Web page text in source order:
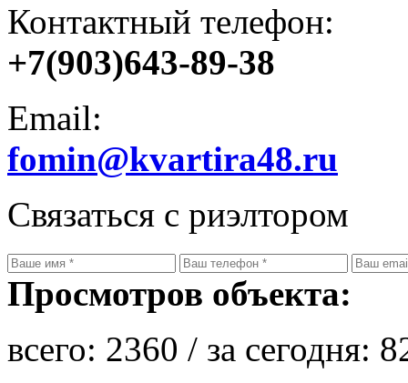
Контактный телефон:
+7(903)643-89-38
Email:
fomin@kvartira48.ru
Связаться с риэлтором
Просмотров объекта:
всего: 2360 / за сегодня: